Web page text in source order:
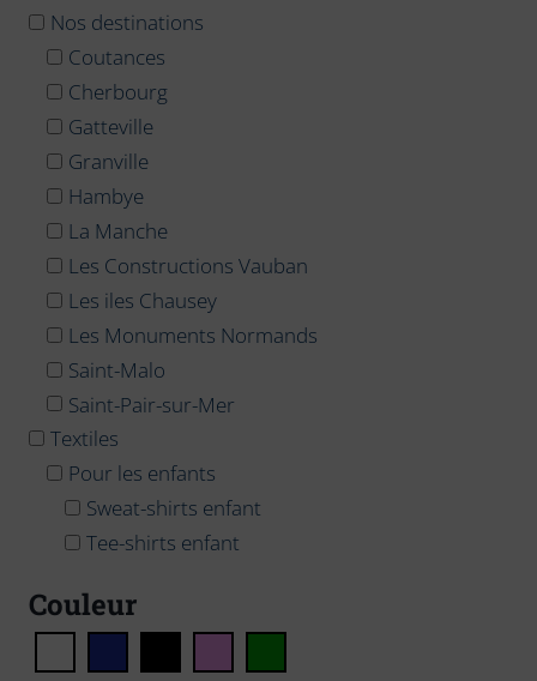
Nos destinations
Coutances
Cherbourg
Gatteville
Granville
Hambye
La Manche
Les Constructions Vauban
Les iles Chausey
Les Monuments Normands
Saint-Malo
Saint-Pair-sur-Mer
Textiles
Pour les enfants
Sweat-shirts enfant
Tee-shirts enfant
Couleur